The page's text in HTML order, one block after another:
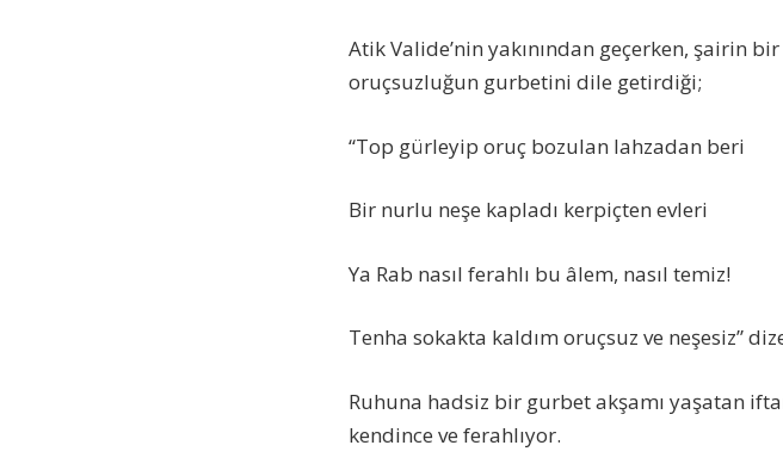
Atik Valide’nin yakınından geçerken, şairin
oruçsuzluğun gurbetini dile getirdiği;
“Top gürleyip oruç bozulan lahzadan beri
Bir nurlu neşe kapladı kerpiçten evleri
Ya Rab nasıl ferahlı bu âlem, nasıl temiz!
Tenha sokakta kaldım oruçsuz ve neşesiz”
Ruhuna hadsiz bir gurbet akşamı yaşatan
kendince ve ferahlıyor.